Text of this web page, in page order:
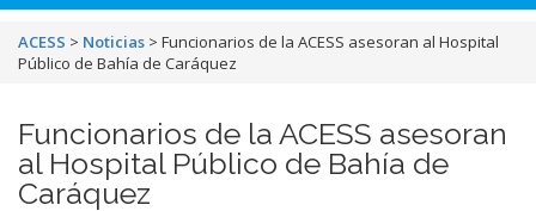
ACESS > Noticias > Funcionarios de la ACESS asesoran al Hospital
Público de Bahía de Caráquez
Funcionarios de la ACESS asesoran
al Hospital Público de Bahía de
Caráquez